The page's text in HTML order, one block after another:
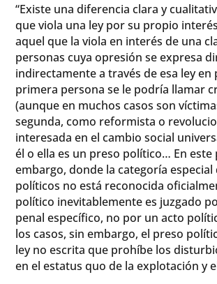
“Existe una diferencia clara y
que viola una ley por su propio
aquel que la viola en interés de una
personas cuya opresión se expresa
indirectamente a través de esa ley en
primera persona se le podría llamar
(aunque en muchos casos son
segunda, como reformista o
interesada en el cambio social
él o ella es un preso político… En este
embargo, donde la categoría especial
políticos no está reconocida
político inevitablemente es juzgado
penal específico, no por un acto
los casos, sin embargo, el preso
ley no escrita que prohíbe los
en el estatus quo de la explotación y